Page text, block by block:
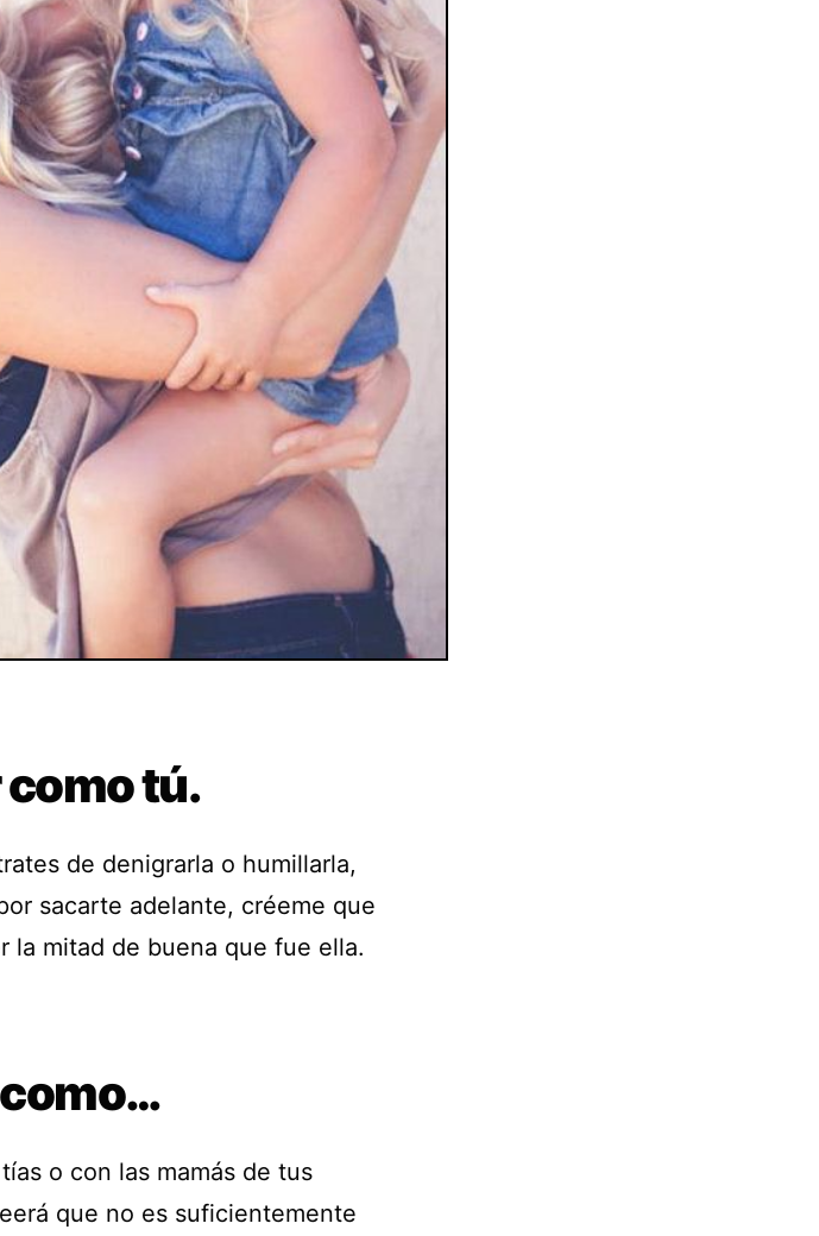
como tú.
de denigrarla o humillarla,
sacarte adelante, créeme que
la mitad de buena que fue ella.
o con las mamás de tus
que no es suficientemente